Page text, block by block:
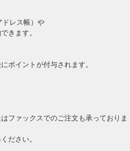
ドレス帳）や
きます。
ポイントが付与されます。
ファックスでのご注文も承っておりま
ださい。